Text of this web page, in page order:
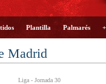
Plantilla Palmarés
Madrid
Liga - Jornada 30